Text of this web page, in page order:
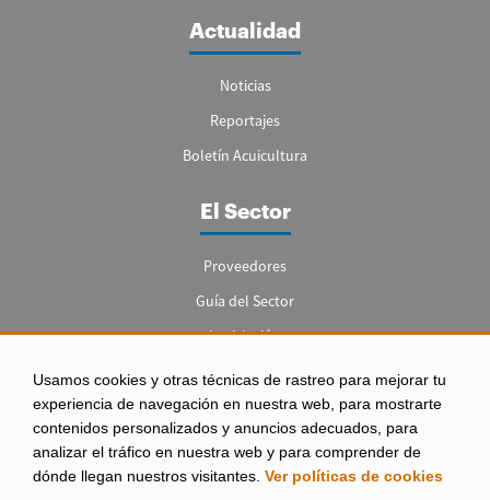
Usamos cookies y otras técnicas de rastreo para mejorar tu
experiencia de navegación en nuestra web, para mostrarte
contenidos personalizados y anuncios adecuados, para
analizar el tráfico en nuestra web y para comprender de
dónde llegan nuestros visitantes. Ver políticas de cookies
Actualidad
Noticias
Reportajes
Boletín Acuicultura
El Sector
Proveedores
Guía del Sector
Legislación
Empleo
Aviso legal